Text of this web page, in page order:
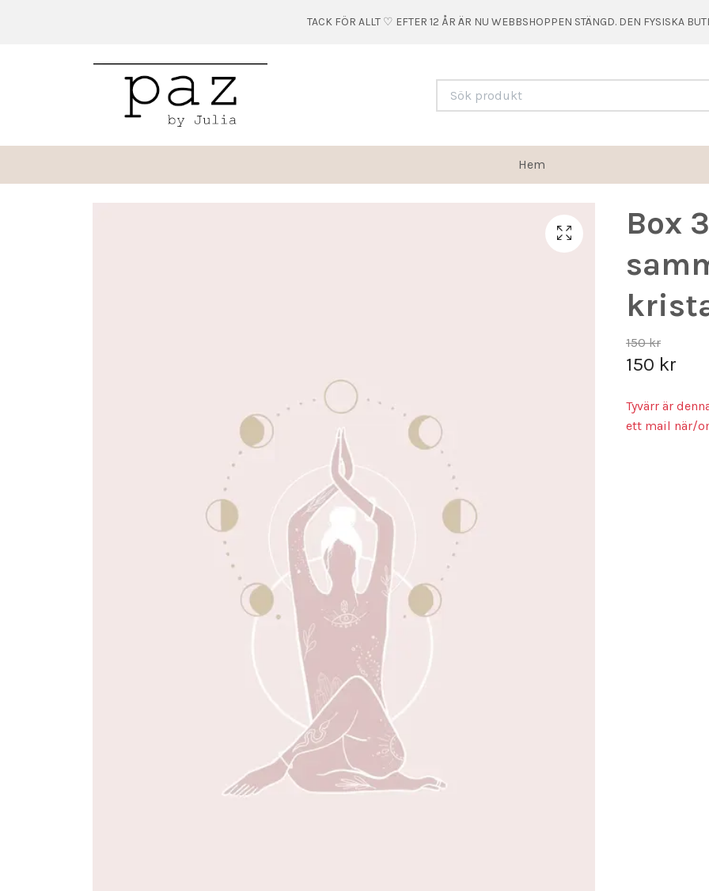
TACK FÖR ALLT ♡ EFTER 12 ÅR ÄR NU WEBBSHOPPEN STÄNGD. DEN FYSISKA
Hem
Box
150 kr
150 kr
Tyvärr är
ett mail när/